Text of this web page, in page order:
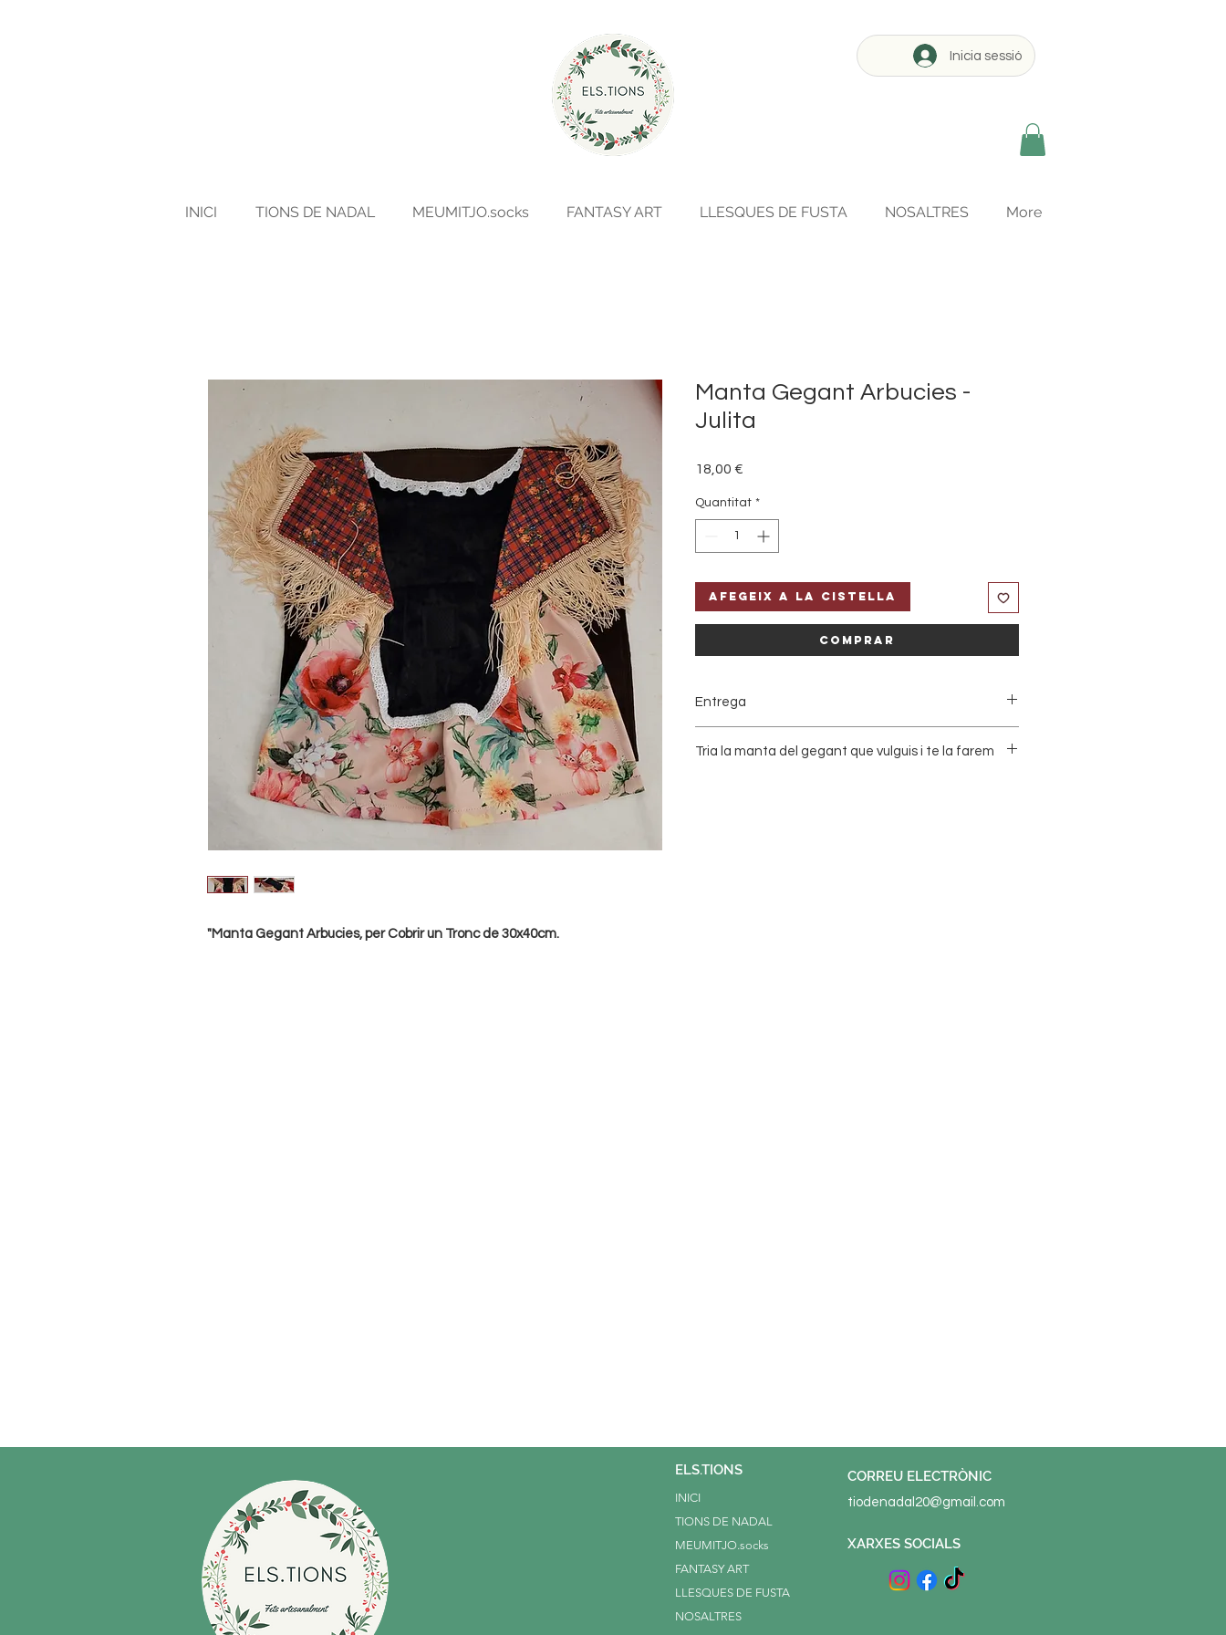
Inicia sessió
INICI TIONS DE NADAL MEUMITJO.socks FANTASY ART LLESQUES DE FUSTA NOSALTRES More
"Manta Gegant Arbucies, per Cobrir un Tronc de 30x40cm.
Manta Gegant Arbucies -
Julita
18,00 €
Quantitat *
Afegeix a la cistella
Comprar
Entrega
Tria la manta del gegant que vulguis i te la farem
ELS.TIONS
INICI
TIONS DE NADAL
MEUMITJO.socks
FANTASY ART
LLESQUES DE FUSTA
NOSALTRES
CORREU ELECTRÒNIC
tiodenadal20@gmail.com
XARXES SOCIALS